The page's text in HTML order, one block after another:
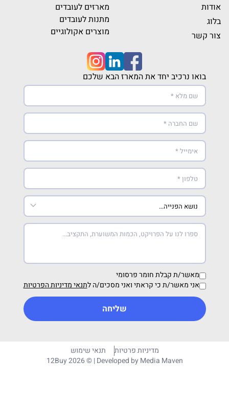
אודות
בלוג
צור קשר
מארזים לעובדים
מתנות לעובדים
מוצרים אקולוגיים
בואו נרכיב יחד את המארז הבא שלכם
מאשר/ת קבלת חומר פרסומי
אני מאשר/ת כי קראתי ואני מסכים/ה לתנאי מדיניות הפרטיות
שליחה
מדיניות פרטיות
תנאי שימוש
12Buy 2026 © | Developed byMedia Maven